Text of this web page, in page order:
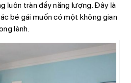
luôn tràn đầy năng lượng. Đây là
bé gái muốn có một không gian
lành.